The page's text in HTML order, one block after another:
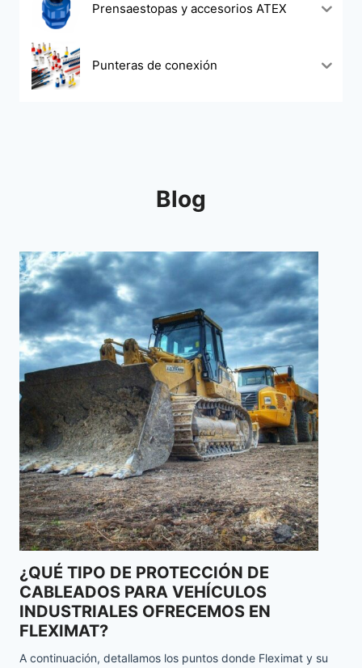
Prensaestopas y accesorios ATEX
Punteras de conexión
Blog
NORMATIVA DIN46228 PARA
PUNTERAS DE PROTECCIÓN AISLADAS
La función de las punteras aisladas de protección es evitar
que el cable conductor se empalme y proteger los hilos